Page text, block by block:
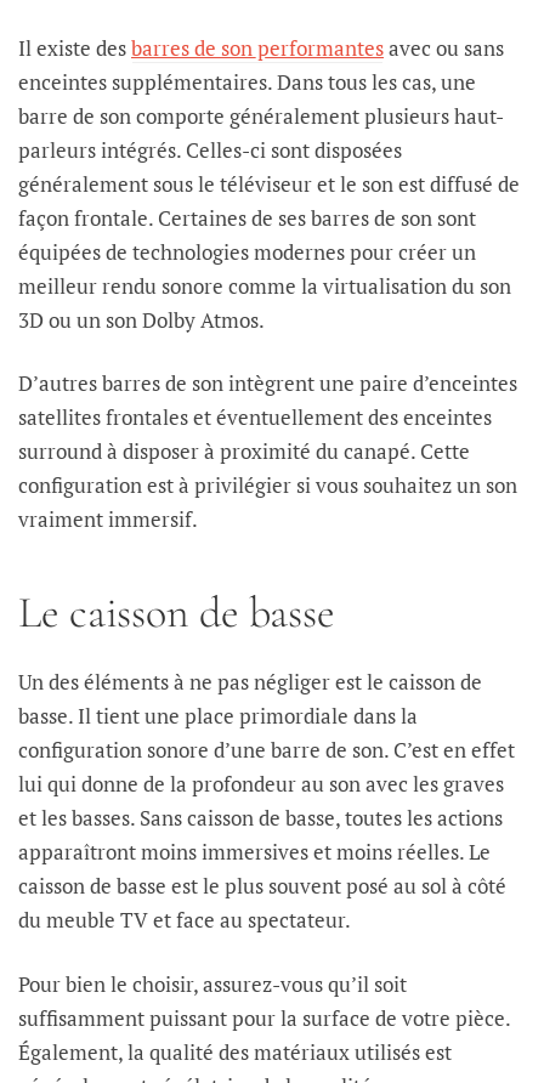
Il existe desbarres de son performantesavec ou sans
enceintes supplémentaires. Dans tous les cas, une
barre de son comporte généralement plusieurs haut-
parleurs intégrés. Celles-ci sont disposées
généralement sous le téléviseur et le son est diffusé de
façon frontale. Certaines de ses barres de son sont
équipées de technologies modernes pour créer un
meilleur rendu sonore comme la virtualisation du son
3D ou un son Dolby Atmos.
D’autres barres de son intègrent une paire d’enceintes
satellites frontales et éventuellement des enceintes
surround à disposer à proximité du canapé. Cette
configuration est à privilégier si vous souhaitez un son
vraiment immersif.
Le caisson de basse
Un des éléments à ne pas négliger est le caisson de
basse. Il tient une place primordiale dans la
configuration sonore d’une barre de son. C’est en effet
lui qui donne de la profondeur au son avec les graves
et les basses. Sans caisson de basse, toutes les actions
apparaîtront moins immersives et moins réelles. Le
caisson de basse est le plus souvent posé au sol à côté
du meuble TV et face au spectateur.
Pour bien le choisir, assurez-vous qu’il soit
suffisamment puissant pour la surface de votre pièce.
Également, la qualité des matériaux utilisés est